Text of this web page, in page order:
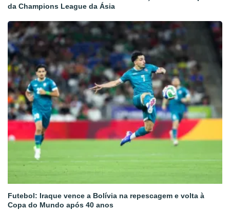
da Champions League da Ásia
Futebol: Iraque vence a Bolívia na repescagem e volta à
Copa do Mundo após 40 anos